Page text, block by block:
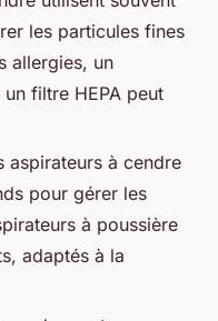
les particules fines
allergies, un
filtre HEPA peut
aspirateurs à cendre
pour gérer les
à poussière
adaptés à la